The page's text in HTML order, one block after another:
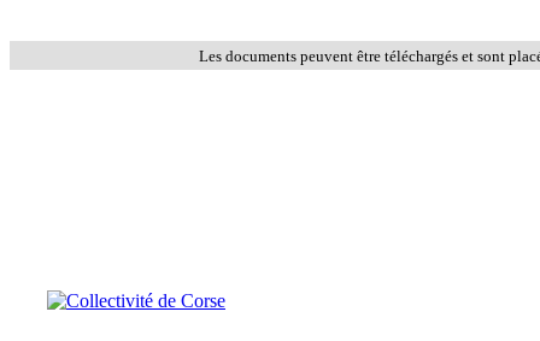
Les documents peuvent être téléchargés et sont